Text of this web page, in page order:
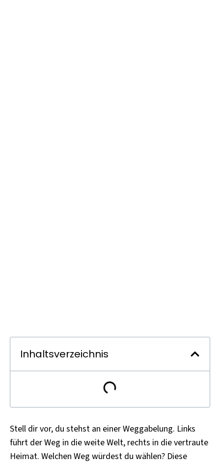
Inhaltsverzeichnis
Stell dir vor, du stehst an einer Weggabelung. Links
führt der Weg in die weite Welt, rechts in die vertraute
Heimat. Welchen Weg würdest du wählen? Diese